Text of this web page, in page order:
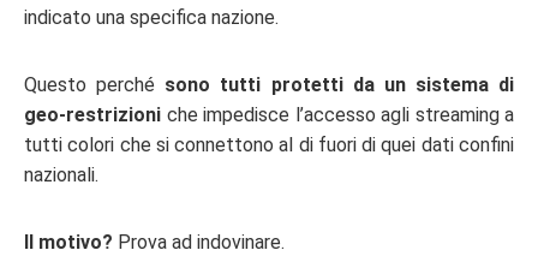
indicato una specifica nazione.
Questo perché sono tutti protetti da un sistema di
geo-restrizioni che impedisce l’accesso agli streaming a
tutti colori che si connettono al di fuori di quei dati confini
nazionali.
Il motivo? Prova ad indovinare.